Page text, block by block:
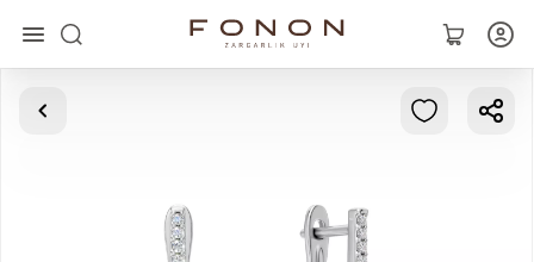
Asosiy